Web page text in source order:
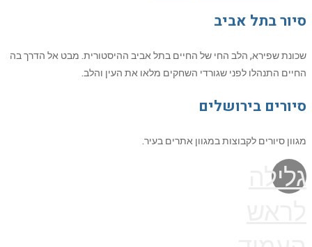
סיור בתל אביב
שכונת שפירא, הלב החי של החיים בתל אביב ההיסטורית. מבט אל הדרך בה
החיים התנהלו לפני שגורדי השחקים מלאו את העין והלב.
סיורים בירושלים
מגוון סיורים לקבוצות במגוון אתרים בעיר.
גלילה